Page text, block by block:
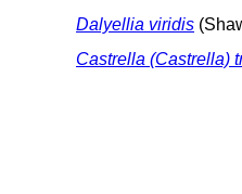
Dalyellia viridis
Castrella (Castrella)